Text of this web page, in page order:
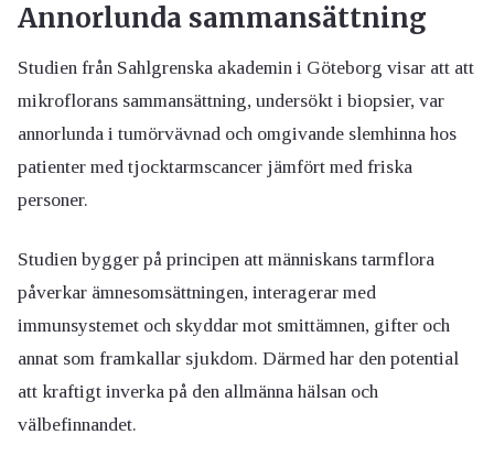
Annorlunda sammansättning
Studien från Sahlgrenska akademin i Göteborg visar att att
mikroflorans sammansättning, undersökt i biopsier, var
annorlunda i tumörvävnad och omgivande slemhinna hos
patienter med tjocktarmscancer jämfört med friska
personer.
Studien bygger på principen att människans tarmflora
påverkar ämnesomsättningen, interagerar med
immunsystemet och skyddar mot smittämnen, gifter och
annat som framkallar sjukdom. Därmed har den potential
att kraftigt inverka på den allmänna hälsan och
välbefinnandet.